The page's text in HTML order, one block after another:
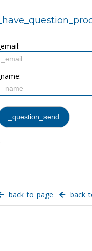
_email:
_name:
_back_to_page